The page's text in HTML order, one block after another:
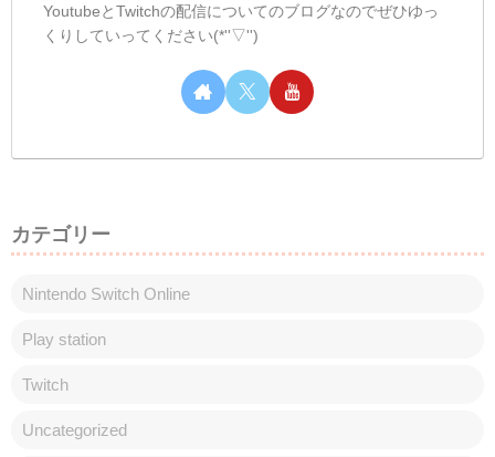
YoutubeとTwitchの配信についてのブログなのでぜひゆっ
くりしていってください(*''▽'')
カテゴリー
Nintendo Switch Online
Play station
Twitch
Uncategorized